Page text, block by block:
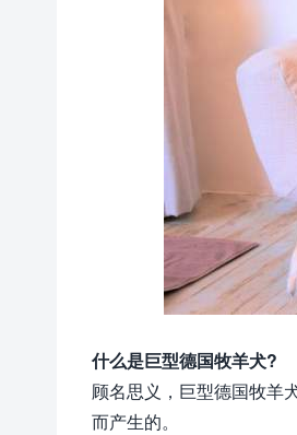
什么是巨型德国牧羊犬?
顾名思义，巨型德国牧羊
而产生的。